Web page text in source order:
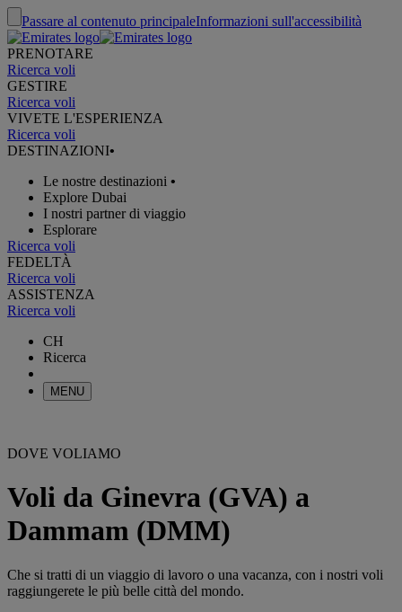
Passare al contenuto principaleInformazioni sull'accessibilità
PRENOTARE
Ricerca voli
GESTIRE
Ricerca voli
VIVETE L'ESPERIENZA
Ricerca voli
DESTINAZIONI•
Le nostre destinazioni •
Explore Dubai
I nostri partner di viaggio
Esplorare
Ricerca voli
FEDELTÀ
Ricerca voli
ASSISTENZA
Ricerca voli
CH
Ricerca
MENU
DOVE VOLIAMO
Voli da Ginevra (GVA) a
Dammam (DMM)
Che si tratti di un viaggio di lavoro o una vacanza, con i nostri voli
raggiungerete le più belle città del mondo.